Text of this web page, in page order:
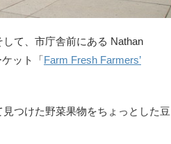
て、市庁舎前にある Nathan
ット「Farm Fresh Farmers’
つけた野菜果物をちょっとした豆